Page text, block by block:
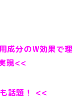
成分のW効果で理
現<<
話題！ <<